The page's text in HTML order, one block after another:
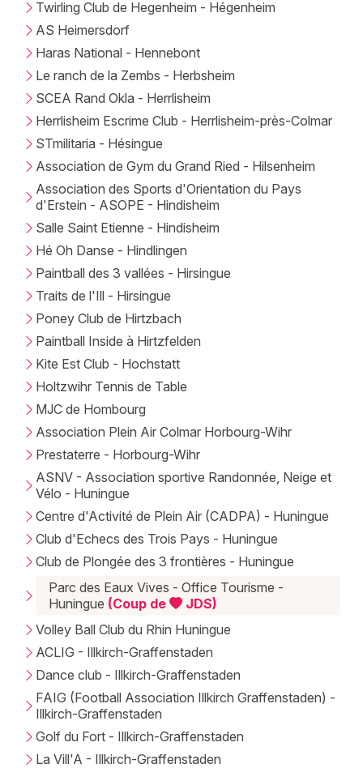
Twirling Club de Hegenheim - Hégenheim
AS Heimersdorf
Haras National - Hennebont
Le ranch de la Zembs - Herbsheim
SCEA Rand Okla - Herrlisheim
Herrlisheim Escrime Club - Herrlisheim-près-Colmar
STmilitaria - Hésingue
Association de Gym du Grand Ried - Hilsenheim
Association des Sports d'Orientation du Pays
d'Erstein - ASOPE - Hindisheim
Salle Saint Etienne - Hindisheim
Hé Oh Danse - Hindlingen
Paintball des 3 vallées - Hirsingue
Traits de l'Ill - Hirsingue
Poney Club de Hirtzbach
Paintball Inside à Hirtzfelden
Kite Est Club - Hochstatt
Holtzwihr Tennis de Table
MJC de Hombourg
Association Plein Air Colmar Horbourg-Wihr
Prestaterre - Horbourg-Wihr
ASNV - Association sportive Randonnée, Neige et
Vélo - Huningue
Centre d'Activité de Plein Air (CADPA) - Huningue
Club d'Echecs des Trois Pays - Huningue
Club de Plongée des 3 frontières - Huningue
Parc des Eaux Vives - Office Tourisme -
Huningue (Coup de
JDS)
Volley Ball Club du Rhin Huningue
ACLIG - Illkirch-Graffenstaden
Dance club - Illkirch-Graffenstaden
FAIG (Football Association Illkirch Graffenstaden) -
Illkirch-Graffenstaden
Golf du Fort - Illkirch-Graffenstaden
La Vill'A - Illkirch-Graffenstaden